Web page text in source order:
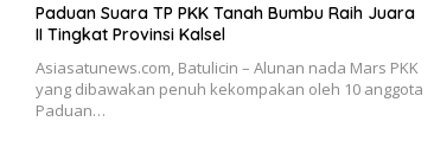
Paduan Suara TP PKK Tanah Bumbu Raih Juara
II Tingkat Provinsi Kalsel
Asiasatunews.com, Batulicin – Alunan nada Mars PKK
yang dibawakan penuh kekompakan oleh 10 anggota
Paduan…